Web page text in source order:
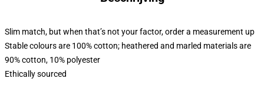
Slim match, but when that’s not your factor, order a measurement up
Stable colours are 100% cotton; heathered and marled materials are
90% cotton, 10% polyester
Ethically sourced